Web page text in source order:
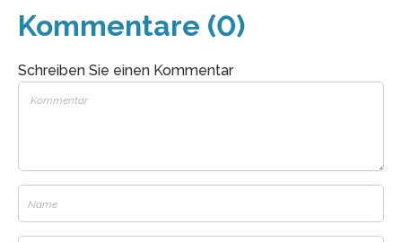
Kommentare (0)
Schreiben Sie einen Kommentar